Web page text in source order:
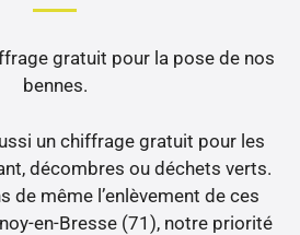
gratuit pour la pose de nos
bennes.
un chiffrage gratuit pour les
décombres ou déchets verts.
de même l’enlèvement de ces
en-Bresse (71), notre priorité